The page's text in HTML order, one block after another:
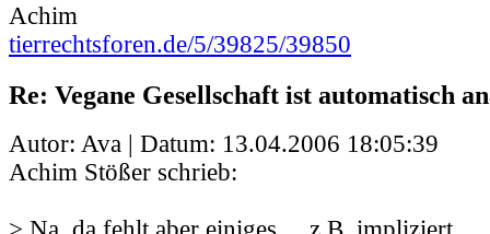
Achim
tierrechtsforen.de/5/39825/39850
Re: Vegane Gesellschaft ist automatisch
Autor: Ava | Datum: 13.04.2006 18:05:39
Achim Stößer schrieb: